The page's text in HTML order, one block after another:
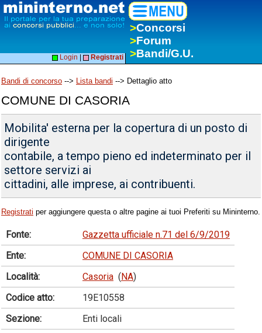
>Concorsi
>Forum
>Bandi/G.U.
Login Registrati
Bandi di concorso --> Lista bandi --> Dettaglio atto
COMUNE DI CASORIA
Mobilita' esterna per la copertura di un posto di
dirigente
contabile, a tempo pieno ed indeterminato per il
settore servizi ai
cittadini, alle imprese, ai contribuenti.
Registrati per aggiungere questa o altre pagine ai tuoi Preferiti su Mininterno.
Fonte:
Gazzetta ufficiale n.71 del 6/9/2019
Ente:
COMUNE DI CASORIA
Località:
Casoria (NA)
Codice atto:
19E10558
Sezione:
Enti locali